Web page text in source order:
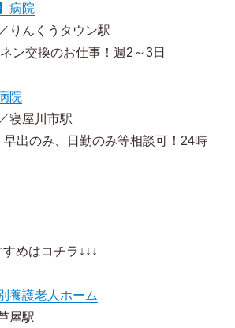
病院
りんくうタウン駅
ン交換のお仕事！週2～3日
院
寝屋川市駅
出のみ、日勤のみ等相談可！24時
めはコチラ↓↓↓
養護老人ホーム
屋駅